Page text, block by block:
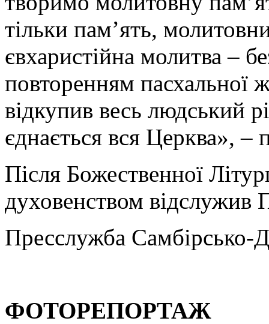
тільки пам’ять,
євхаристійна молитва –
повторенням пасхальної
відкупив весь людський
єднається вся Церква», –
Після Божественної
духовенством відслужив
Пресслужба Самбірсько-
ФОТОРЕПОРТАЖ